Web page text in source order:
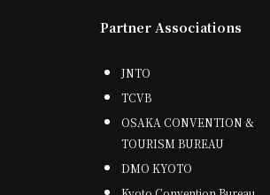
Partner Associations
JNTO
TCVB
OSAKA CONVENTION &
TOURISM BUREAU
DMO KYOTO